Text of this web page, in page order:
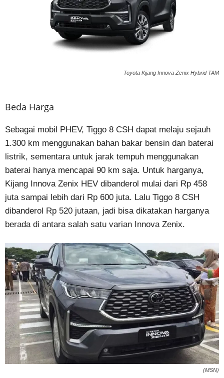
Toyota Kijang Innova Zenix Hybrid TAM
Beda Harga
Sebagai mobil PHEV, Tiggo 8 CSH dapat melaju sejauh
1.300 km menggunakan bahan bakar bensin dan baterai
listrik, sementara untuk jarak tempuh menggunakan
baterai hanya mencapai 90 km saja. Untuk harganya,
Kijang Innova Zenix HEV dibanderol mulai dari Rp 458
juta sampai lebih dari Rp 600 juta. Lalu Tiggo 8 CSH
dibanderol Rp 520 jutaan, jadi bisa dikatakan harganya
berada di antara salah satu varian Innova Zenix.
(MSN)